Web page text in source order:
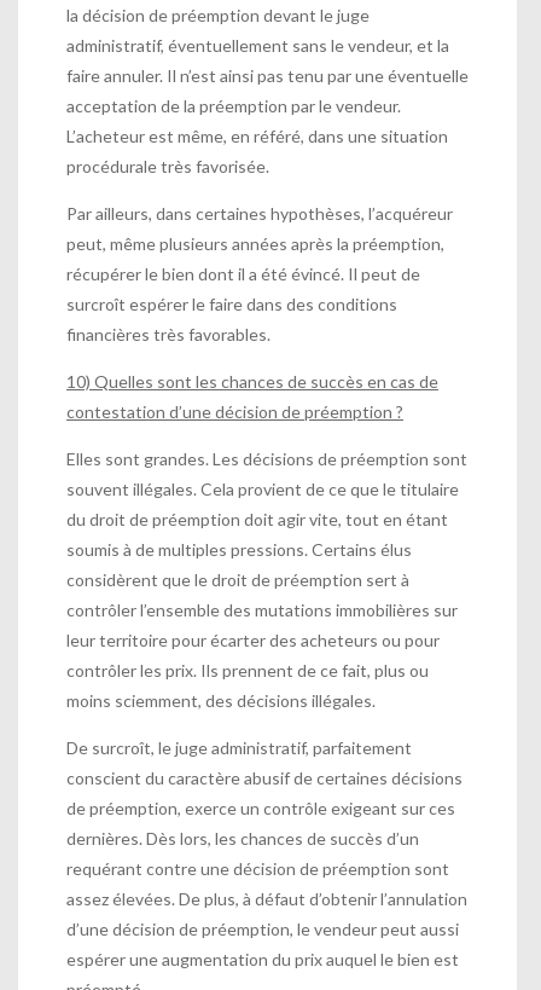
la décision de préemption devant le juge
administratif, éventuellement sans le vendeur, et la
faire annuler. Il n’est ainsi pas tenu par une éventuelle
acceptation de la préemption par le vendeur.
L’acheteur est même, en référé, dans une situation
procédurale très favorisée.
Par ailleurs, dans certaines hypothèses, l’acquéreur
peut, même plusieurs années après la préemption,
récupérer le bien dont il a été évincé. Il peut de
surcroît espérer le faire dans des conditions
financières très favorables.
10) Quelles sont les chances de succès en cas de
contestation d’une décision de préemption ?
Elles sont grandes. Les décisions de préemption sont
souvent illégales. Cela provient de ce que le titulaire
du droit de préemption doit agir vite, tout en étant
soumis à de multiples pressions. Certains élus
considèrent que le droit de préemption sert à
contrôler l’ensemble des mutations immobilières sur
leur territoire pour écarter des acheteurs ou pour
contrôler les prix. Ils prennent de ce fait, plus ou
moins sciemment, des décisions illégales.
De surcroît, le juge administratif, parfaitement
conscient du caractère abusif de certaines décisions
de préemption, exerce un contrôle exigeant sur ces
dernières. Dès lors, les chances de succès d’un
requérant contre une décision de préemption sont
assez élevées. De plus, à défaut d’obtenir l’annulation
d’une décision de préemption, le vendeur peut aussi
espérer une augmentation du prix auquel le bien est